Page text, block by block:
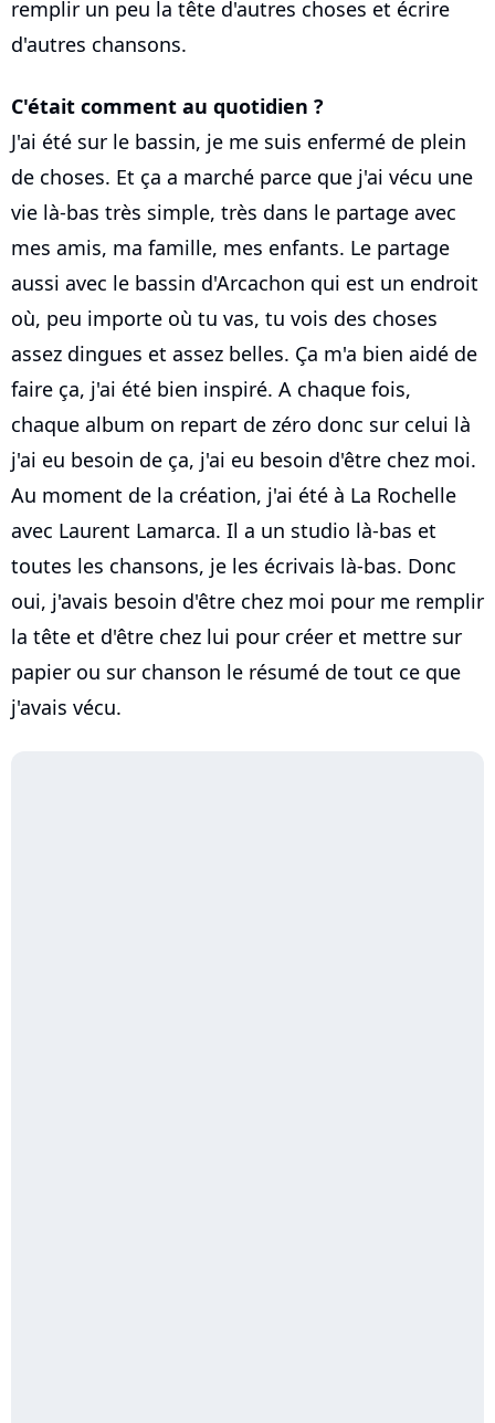
remplir un peu la tête d'autres choses et écrire
d'autres chansons.
C'était comment au quotidien ?
J'ai été sur le bassin, je me suis enfermé de plein
de choses. Et ça a marché parce que j'ai vécu une
vie là-bas très simple, très dans le partage avec
mes amis, ma famille, mes enfants. Le partage
aussi avec le bassin d'Arcachon qui est un endroit
où, peu importe où tu vas, tu vois des choses
assez dingues et assez belles. Ça m'a bien aidé de
faire ça, j'ai été bien inspiré. A chaque fois,
chaque album on repart de zéro donc sur celui là
j'ai eu besoin de ça, j'ai eu besoin d'être chez moi.
Au moment de la création, j'ai été à La Rochelle
avec Laurent Lamarca. Il a un studio là-bas et
toutes les chansons, je les écrivais là-bas. Donc
oui, j'avais besoin d'être chez moi pour me remplir
la tête et d'être chez lui pour créer et mettre sur
papier ou sur chanson le résumé de tout ce que
j'avais vécu.